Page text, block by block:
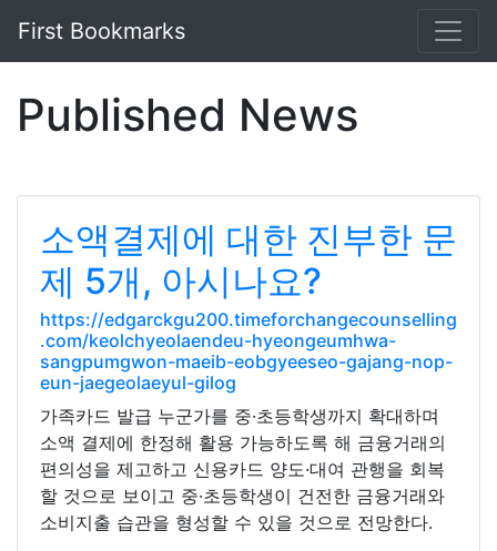
First Bookmarks
Published News
소액결제에 대한 진부한 문
제 5개, 아시나요?
https://edgarckgu200.timeforchangecounselling
.com/keolchyeolaendeu-hyeongeumhwa-
sangpumgwon-maeib-eobgyeeseo-gajang-nop-
eun-jaegeolaeyul-gilog
가족카드 발급 누군가를 중·초등학생까지 확대하며
소액 결제에 한정해 활용 가능하도록 해 금융거래의
편의성을 제고하고 신용카드 양도·대여 관행을 회복
할 것으로 보이고 중·초등학생이 건전한 금융거래와
소비지출 습관을 형성할 수 있을 것으로 전망한다.